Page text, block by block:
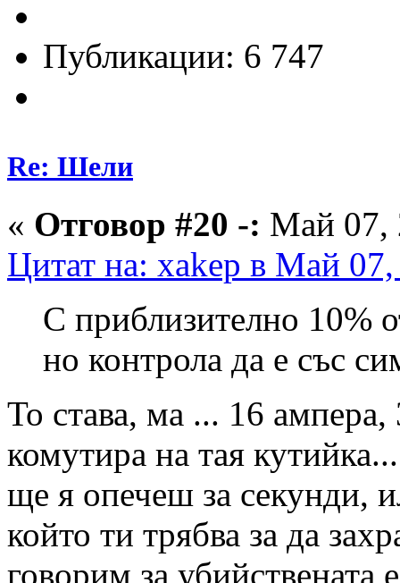
Публикации: 6 747
Re: Шели
« Отговор #20 -: Май 07,
Цитат на: xakep в Май
С приблизително 10%
но контрола да е със
То става, ма ... 16 ампера,
комутира на тая
ще я опечеш за секунди,
който ти трябва за да
говорим за убийствената